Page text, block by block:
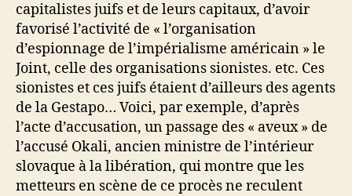
capitalistes juifs et de leurs capitaux, d’avoir
favorisé l’activité de « l’organisation
d’espionnage de l’impérialisme américain » le
Joint, celle des organisations sionistes. etc. Ces
sionistes et ces juifs étaient d’ailleurs des agents
de la Gestapo… Voici, par exemple, d’après
l’acte d’accusation, un passage des « aveux » de
l’accusé Okali, ancien ministre de l’intérieur
slovaque à la libération, qui montre que les
metteurs en scène de ce procès ne reculent